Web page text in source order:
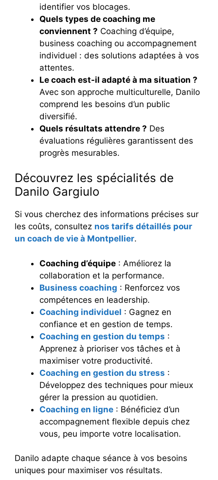
identifier vos blocages.
Quels types de coaching me
conviennent ? Coaching d’équipe,
business coaching ou accompagnement
individuel : des solutions adaptées à vos
attentes.
Le coach est-il adapté à ma situation ?
Avec son approche multiculturelle, Danilo
comprend les besoins d’un public
diversifié.
Quels résultats attendre ? Des
évaluations régulières garantissent des
progrès mesurables.
Découvrez les spécialités de
Danilo Gargiulo
Si vous cherchez des informations précises sur
les coûts, consultez nos tarifs détaillés pour
un coach de vie à Montpellier.
Coaching d’équipe : Améliorez la
collaboration et la performance.
Business coaching : Renforcez vos
compétences en leadership.
Coaching individuel : Gagnez en
confiance et en gestion de temps.
Coaching en gestion du temps :
Apprenez à prioriser vos tâches et à
maximiser votre productivité.
Coaching en gestion du stress :
Développez des techniques pour mieux
gérer la pression au quotidien.
Coaching en ligne : Bénéficiez d’un
accompagnement flexible depuis chez
vous, peu importe votre localisation.
Danilo adapte chaque séance à vos besoins
uniques pour maximiser vos résultats.